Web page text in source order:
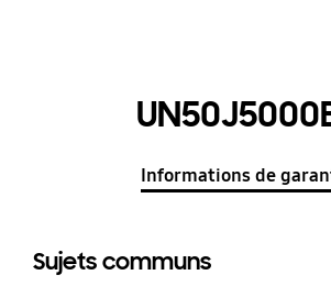
Informations de
Sujets communs